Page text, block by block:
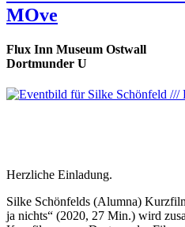
MOve
Flux Inn Museum Ostwall
Dortmunder U
Herzliche Einladung.
Silke Schönfelds (Alumna)
ja nichts“ (2020, 27 Min.) wird